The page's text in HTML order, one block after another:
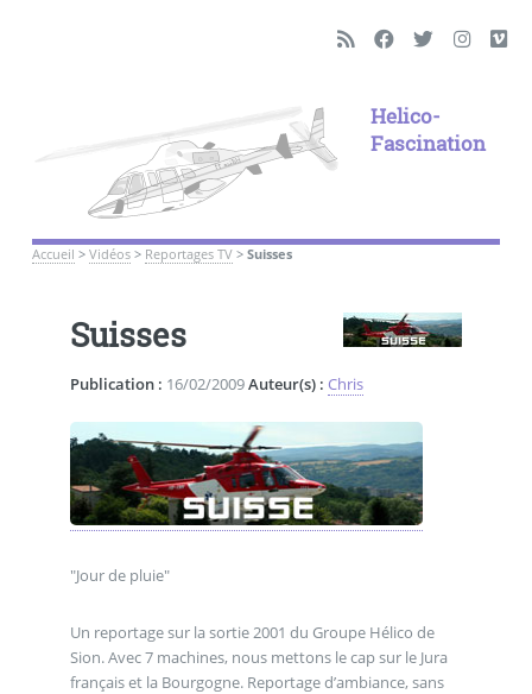
Helico-
Fascination
Accueil > Vidéos> Reportages TV> Suisses
Suisses
Publication : 16/02/2009Auteur(s) : Chris
"Jour de pluie"
Un reportage sur la sortie 2001 du Groupe Hélico de
Sion. Avec 7 machines, nous mettons le cap sur le Jura
français et la Bourgogne. Reportage d’ambiance, sans